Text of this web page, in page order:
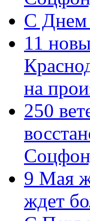
С
11
на
250
9 Мая
ждет